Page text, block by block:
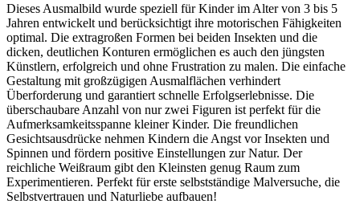
Dieses Ausmalbild wurde speziell für Kinder im Alter von 3 bis 5
Jahren entwickelt und berücksichtigt ihre motorischen Fähigkeiten
optimal. Die extragroßen Formen bei beiden Insekten und die
dicken, deutlichen Konturen ermöglichen es auch den jüngsten
Künstlern, erfolgreich und ohne Frustration zu malen. Die einfache
Gestaltung mit großzügigen Ausmalflächen verhindert
Überforderung und garantiert schnelle Erfolgserlebnisse. Die
überschaubare Anzahl von nur zwei Figuren ist perfekt für die
Aufmerksamkeitsspanne kleiner Kinder. Die freundlichen
Gesichtsausdrücke nehmen Kindern die Angst vor Insekten und
Spinnen und fördern positive Einstellungen zur Natur. Der
reichliche Weißraum gibt den Kleinsten genug Raum zum
Experimentieren. Perfekt für erste selbstständige Malversuche, die
Selbstvertrauen und Naturliebe aufbauen!